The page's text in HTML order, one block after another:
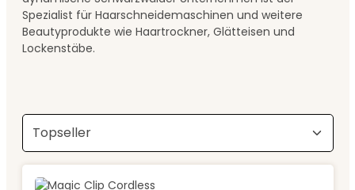
Spezialist für Haarschneidemaschinen und weitere
Beautyprodukte wie Haartrockner, Glätteisen und
Lockenstäbe.